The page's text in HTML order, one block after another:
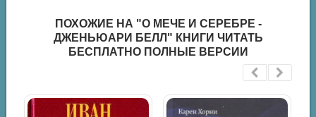
ПОХОЖИЕ НА "О МЕЧЕ И СЕРЕБРЕ -
ДЖЕНЬЮАРИ БЕЛЛ" КНИГИ ЧИТАТЬ
БЕСПЛАТНО ПОЛНЫЕ ВЕРСИИ